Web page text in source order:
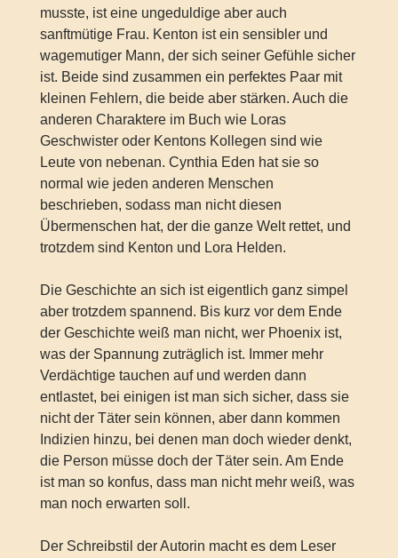
musste, ist eine ungeduldige aber auch
sanftmütige Frau. Kenton ist ein sensibler und
wagemutiger Mann, der sich seiner Gefühle sicher
ist. Beide sind zusammen ein perfektes Paar mit
kleinen Fehlern, die beide aber stärken. Auch die
anderen Charaktere im Buch wie Loras
Geschwister oder Kentons Kollegen sind wie
Leute von nebenan. Cynthia Eden hat sie so
normal wie jeden anderen Menschen
beschrieben, sodass man nicht diesen
Übermenschen hat, der die ganze Welt rettet, und
trotzdem sind Kenton und Lora Helden.
Die Geschichte an sich ist eigentlich ganz simpel
aber trotzdem spannend. Bis kurz vor dem Ende
der Geschichte weiß man nicht, wer Phoenix ist,
was der Spannung zuträglich ist. Immer mehr
Verdächtige tauchen auf und werden dann
entlastet, bei einigen ist man sich sicher, dass sie
nicht der Täter sein können, aber dann kommen
Indizien hinzu, bei denen man doch wieder denkt,
die Person müsse doch der Täter sein. Am Ende
ist man so konfus, dass man nicht mehr weiß, was
man noch erwarten soll.
Der Schreibstil der Autorin macht es dem Leser